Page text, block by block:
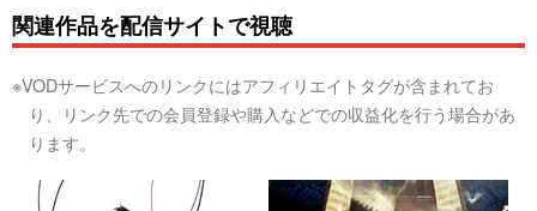
関連作品を配信サイトで視聴
※VODサービスへのリンクにはアフィリエイトタグが含まれてお
り、リンク先での会員登録や購入などでの収益化を行う場合があ
ります。